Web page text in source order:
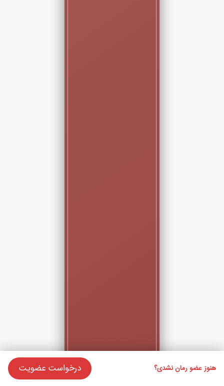
درخواست عضویت هنوز عضو رمان نشدی؟